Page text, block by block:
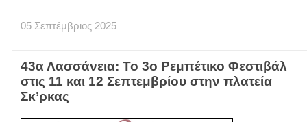
05 Σεπτέμβριος 2025
43α Λασσάνεια: Το 3ο Ρεμπέτικο Φεστιβάλ
στις 11 και 12 Σεπτεμβρίου στην πλατεία
Σκ’ρκας